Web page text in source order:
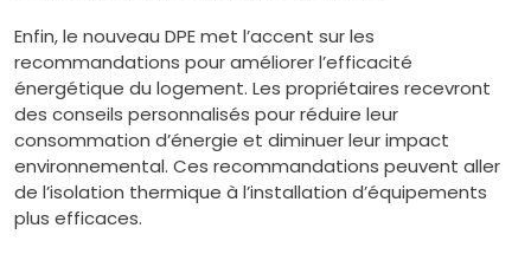
Enfin, le nouveau DPE met l’accent sur les
recommandations pour améliorer l’efficacité
énergétique du logement. Les propriétaires recevront
des conseils personnalisés pour réduire leur
consommation d’énergie et diminuer leur impact
environnemental. Ces recommandations peuvent aller
de l’isolation thermique à l’installation d’équipements
plus efficaces.